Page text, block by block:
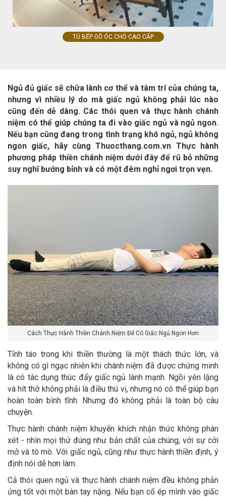
TỦ BẾP GỖ ÓC CHÓ CAO CẤP
Ngủ đủ giấc sẽ chữa lành cơ thể và tâm trí của chúng ta,
nhưng vì nhiều lý do mà giấc ngủ không phải lúc nào
cũng đến dễ dàng. Các thói quen và thực hành chánh
niệm có thể giúp chúng ta đi vào giấc ngủ và ngủ ngon.
Nếu bạn cũng đang trong tình trạng khó ngủ, ngủ không
ngon giấc, hãy cùng Thuocthang.com.vn Thực hành
phương pháp thiền chánh niệm dưới đây để rũ bỏ những
suy nghĩ bướng bỉnh và có một đêm nghỉ ngơi trọn vẹn.
Cách Thực Hành Thiền Chánh Niệm Để Có Giấc Ngủ Ngon Hơn
Tỉnh táo trong khi thiền thường là một thách thức lớn, và
không có gì ngạc nhiên khi chánh niệm đã được chứng minh
là có tác dụng thúc đẩy giấc ngủ lành mạnh. Ngồi yên lặng
và hít thở không phải là điều thú vị, nhưng nó có thể giúp bạn
hoàn toàn bình tĩnh. Nhưng đó không phải là toàn bộ câu
chuyện.
Thực hành chánh niệm khuyến khích nhận thức không phán
xét - nhìn mọi thứ đúng như bản chất của chúng, với sự cởi
mở và tò mò. Với giấc ngủ, cũng như thực hành thiền định, ý
định nói dễ hơn làm.
Cả thói quen ngủ và thực hành chánh niệm đều không phản
ứng tốt với một bàn tay nặng. Nếu bạn cố ép mình vào giấc